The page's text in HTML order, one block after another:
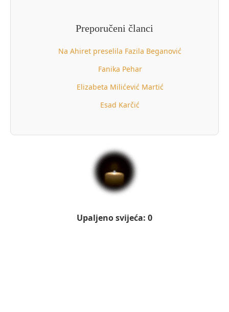
Preporučeni članci
Na Ahiret preselila Fazila Beganović
Fanika Pehar
Elizabeta Milićević Martić
Esad Karčić
Upaljeno svijeća: 0